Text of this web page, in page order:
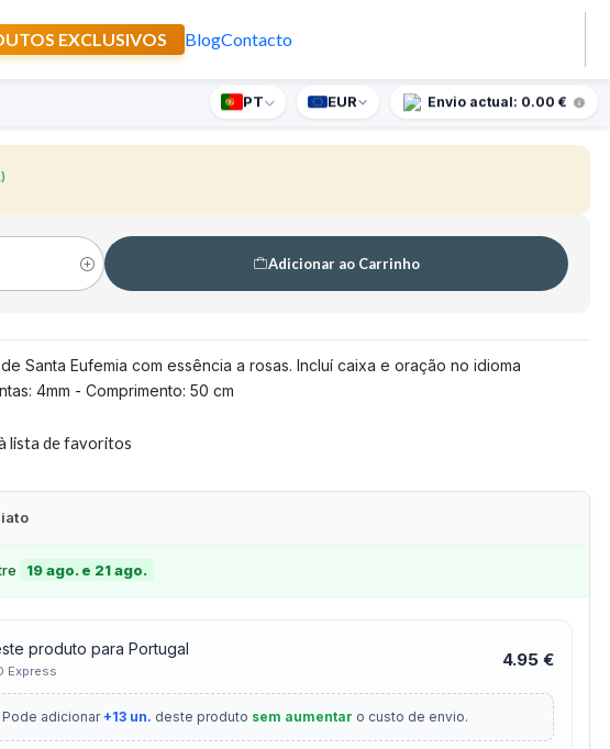
EXCLUSIVOS BlogContacto
Recebe presente supresa para encomendas superiores a 90€
PT EUR Envio actual: 0.00 €
de Santa Eufemia
Adicionar ao Carrinho
Santa Eufemia com essência a rosas. Incluí caixa e oração no idioma
4mm - Comprimento: 50 cm
lista de favoritos
19 ago. e 21 ago.
produto para Portugal
Express
4.95 €
Pode adicionar+13 un. deste produto sem aumentar o custo de envio.